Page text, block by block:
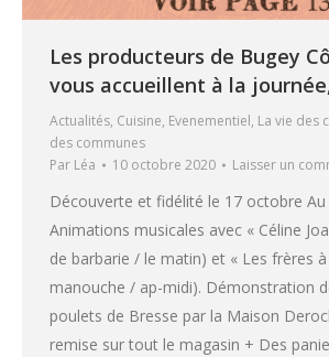
Les producteurs de Bugey
vous accueillent à la
Actualités, Cuisine, Evenementiel, La vie des
des communes
Par Léa 10 octobre 2020 Laisser un
Découverte et fidélité le 17 octobre
Animations musicales avec « Céline
de barbarie / le matin) et « Les frères
manouche / ap-midi). Démonstration
poulets de Bresse par la Maison
remise sur tout le magasin + Des